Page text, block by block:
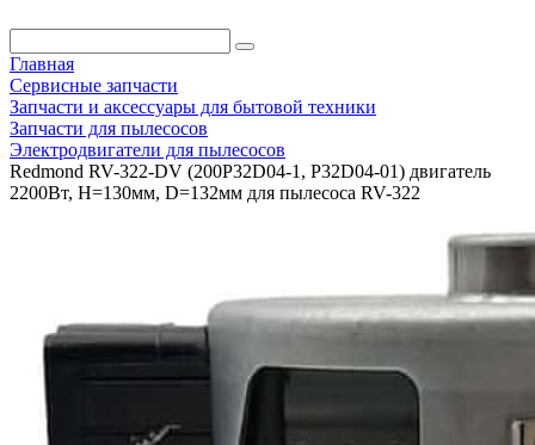
Главная
Сервисные запчасти
Запчасти и аксессуары для бытовой техники
Запчасти для пылесосов
Электродвигатели для пылесосов
Redmond RV-322-DV (200P32D04-1, P32D04-01) двигатель
2200Вт, H=130мм, D=132мм для пылесоса RV-322